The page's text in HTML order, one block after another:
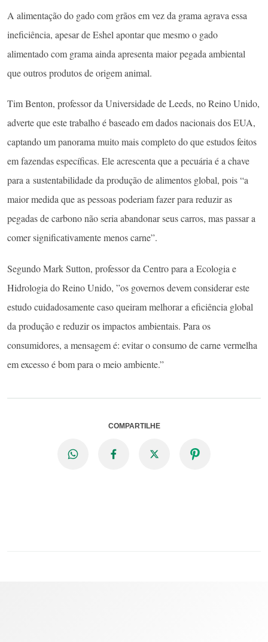
A alimentação do gado com grãos em vez da grama agrava essa
ineficiência, apesar de Eshel apontar que mesmo o gado
alimentado com grama ainda apresenta maior pegada ambiental
que outros produtos de origem animal.
Tim Benton, professor da Universidade de Leeds, no Reino Unido,
adverte que este trabalho é baseado em dados nacionais dos EUA,
captando um panorama muito mais completo do que estudos feitos
em fazendas específicas. Ele acrescenta que a pecuária é a chave
para a sustentabilidade da produção de alimentos global, pois “a
maior medida que as pessoas poderiam fazer para reduzir as
pegadas de carbono não seria abandonar seus carros, mas passar a
comer significativamente menos carne”.
Segundo Mark Sutton, professor da Centro para a Ecologia e
Hidrologia do Reino Unido, ”os governos devem considerar este
estudo cuidadosamente caso queiram melhorar a eficiência global
da produção e reduzir os impactos ambientais. Para os
consumidores, a mensagem é: evitar o consumo de carne vermelha
em excesso é bom para o meio ambiente.”
COMPARTILHE